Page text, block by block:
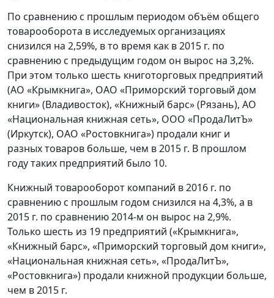
По сравнению с прошлым периодом объём общего
товарооборота в исследуемых организациях
снизился на 2,59%, в то время как в 2015 г. по
сравнению с предыдущим годом он вырос на 3,2%.
При этом только шесть книготорговых предприятий
(АО «Крымкнига», ОАО «Приморский торговый дом
книги» (Владивосток), «Книжный барс» (Рязань), АО
«Национальная книжная сеть», ООО «ПродаЛитЪ»
(Иркутск), ОАО «Ростовкнига») продали книг и
разных товаров больше, чем в 2015 г. В прошлом
году таких предприятий было 10.
Книжный товарооборот компаний в 2016 г. по
сравнению с прошлым годом снизился на 4,3%, а в
2015 г. по сравнению 2014-м он вырос на 2,9%.
Только шесть из 19 предприятий («Крымкнига»,
«Книжный барс», «Приморский торговый дом книги»,
«Национальная книжная сеть», «ПродаЛитЪ»,
«Ростовкнига») продали книжной продукции больше,
чем в 2015 г.